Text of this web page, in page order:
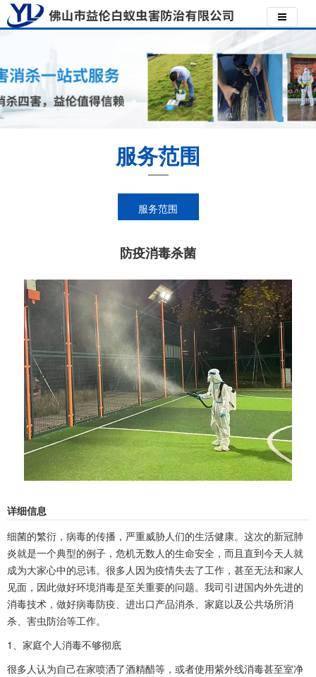
服务范围
服务范围
防疫消毒杀菌
详细信息
细菌的繁衍，病毒的传播，严重威胁人们的生活健康。这次的新冠肺
炎就是一个典型的例子，危机无数人的生命安全，而且直到今天人就
成为大家心中的忌讳。很多人因为疫情失去了工作，甚至无法和家人
见面，因此做好环境消毒是至关重要的问题。我司引进国内外先进的
消毒技术，做好病毒防疫、进出口产品消杀、家庭以及公共场所消
杀、害虫防治等工作。
1、家庭个人消毒不够彻底
很多人认为自己在家喷洒了酒精醋等，或者使用紫外线消毒甚至室净